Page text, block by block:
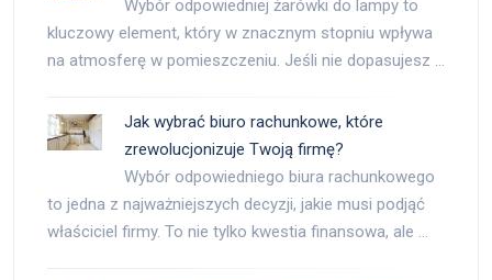
Wybór odpowiedniej żarówki do lampy to
kluczowy element, który w znacznym stopniu wpływa
na atmosferę w pomieszczeniu. Jeśli nie dopasujesz …
Jak wybrać biuro rachunkowe, które
zrewolucjonizuje Twoją firmę?
Wybór odpowiedniego biura rachunkowego
to jedna z najważniejszych decyzji, jakie musi podjąć
właściciel firmy. To nie tylko kwestia finansowa, ale …